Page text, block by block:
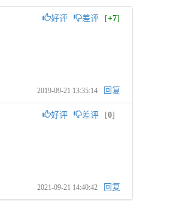
好评 差评 [+7]
2019-09-21 13:35:14 回复
好评 差评 [0]
2021-09-21 14:40:42 回复